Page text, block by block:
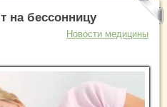
на бессонницу
Новости медицины